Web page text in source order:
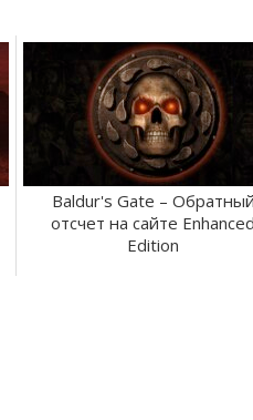
Baldur's Gate – Обратный
отсчет на сайте Enhanced
Edition